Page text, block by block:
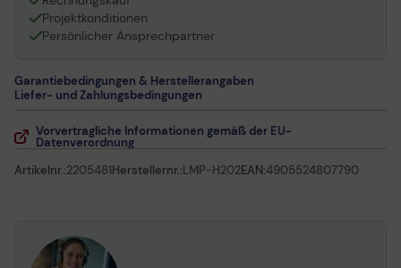
Projektkonditionen
Persönlicher Ansprechpartner
Garantiebedingungen & Herstellerangaben
Liefer- und Zahlungsbedingungen
Vorvertragliche Informationen gemäß der EU-
Datenverordnung
Artikelnr.:2205481Herstellernr.:LMP-H202EAN:4905524807790